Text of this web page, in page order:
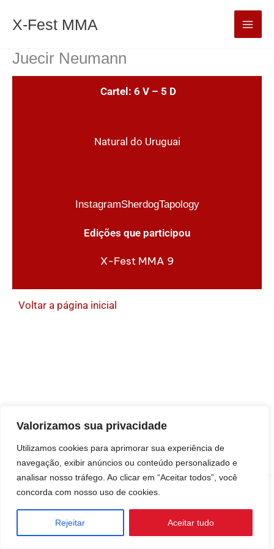
Valorizamos sua privacidade
Utilizamos cookies para aprimorar sua experiência de
navegação, exibir anúncios ou conteúdo personalizado e
analisar nosso tráfego. Ao clicar em “Aceitar todos”, você
concorda com nosso uso de cookies.
Rejeitar Aceitar tudo
para
conteúdo
X-Fest MMA
Juecir Neumann
Cartel: 6 V – 5 D
Natural do Uruguai
InstagramSherdogTapology
Edições que participou
X-Fest MMA 9
Voltar a página inicial
Copyright © 2008 - 2026 by X-Fest MMA